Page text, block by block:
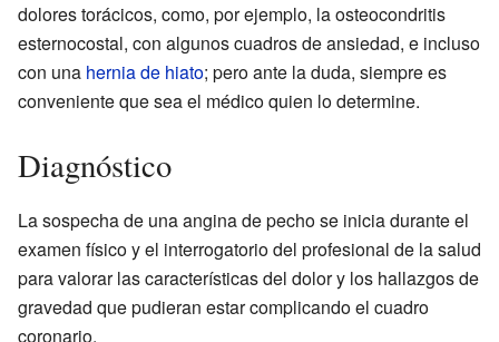
dolores torácicos, como, por ejemplo, la osteocondritis
esternocostal, con algunos cuadros de ansiedad, e incluso
con una hernia de hiato; pero ante la duda, siempre es
conveniente que sea el médico quien lo determine.
Diagnóstico
La sospecha de una angina de pecho se inicia durante el
examen físico y el interrogatorio del profesional de la salud
para valorar las características del dolor y los hallazgos de
gravedad que pudieran estar complicando el cuadro
coronario.